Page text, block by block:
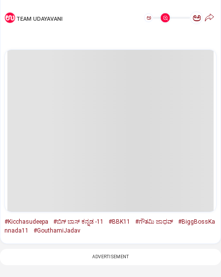
TEAM UDAYAVANI ಅ ಅ
#Kicchasudeepa #ಬಿಗ್‌ ಬಾಸ್‌ ಕನ್ನಡ -11 #BBK11 #ಗೌತಮಿ ಜಾಧವ್
#BiggBossKa
nnada11
#GouthamiJadav
ADVERTISEMENT